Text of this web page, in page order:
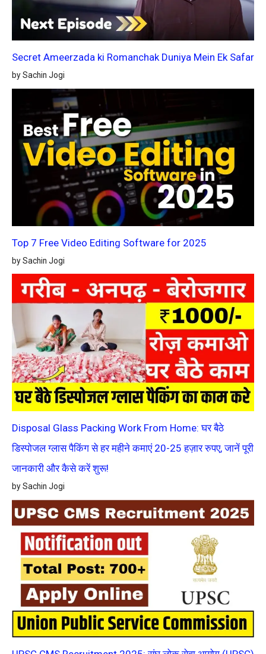
Secret Ameerzada ki Romanchak Duniya Mein Ek Safar
by Sachin Jogi
Top 7 Free Video Editing Software for 2025
by Sachin Jogi
Disposal Glass Packing Work From Home: घर बैठे
डिस्पोजल ग्लास पैकिंग से हर महीने कमाएं 20-25 हज़ार रुपए, जानें पूरी
जानकारी और कैसे करें शुरू!
by Sachin Jogi